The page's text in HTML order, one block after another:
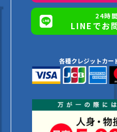
24時
LINEでお
各種クレジットカー